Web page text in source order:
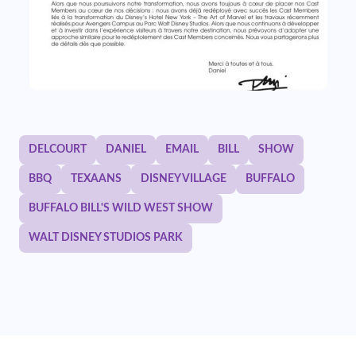
DELCOURT DANIEL EMAIL BILL SHOW
BBQ TEXAANS DISNEY VILLAGE BUFFALO
BUFFALO BILL'S WILD WEST SHOW
WALT DISNEY STUDIOS PARK